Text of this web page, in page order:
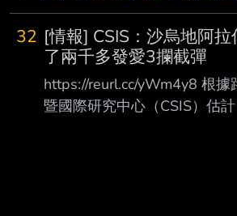
32 [情報] CSIS：沙烏地阿
了兩千多發愛3攔截彈
https://reurl.cc/yWm4y8 根據
暨國際研究中心（CSIS）估